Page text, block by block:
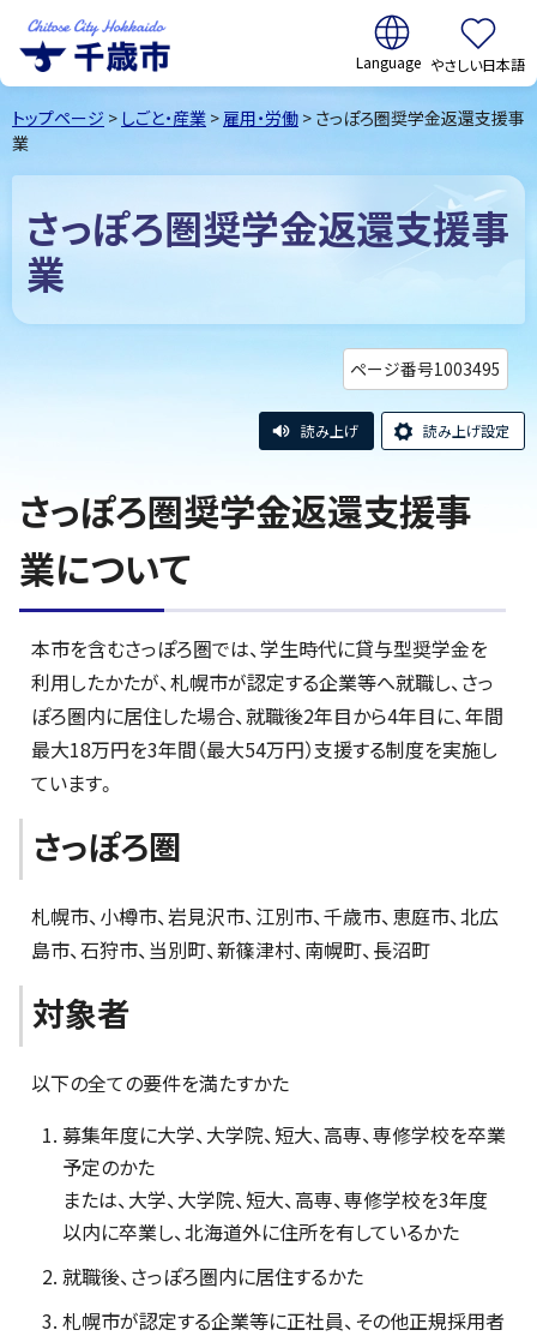
千歳市Chitose
City Hokkaido
翻訳:
やさしい日本語
トップページ > しごと・産業 > 雇用・労働 > さっぽろ圏奨学金返還支援事
業
さっぽろ圏奨学金返還支援事
業
ページ番号1003495
読み上げ 読み上げ設定
さっぽろ圏奨学金返還支援事
業について
本市を含むさっぽろ圏では、学生時代に貸与型奨学金を
利用したかたが、札幌市が認定する企業等へ就職し、さっ
ぽろ圏内に居住した場合、就職後2年目から4年目に、年間
最大18万円を3年間（最大54万円）支援する制度を実施し
ています。
さっぽろ圏
札幌市、小樽市、岩見沢市、江別市、千歳市、恵庭市、北広
島市、石狩市、当別町、新篠津村、南幌町、長沼町
対象者
以下の全ての要件を満たすかた
募集年度に大学、大学院、短大、高専、専修学校を卒業
予定のかた
または、大学、大学院、短大、高専、専修学校を3年度
以内に卒業し、北海道外に住所を有しているかた
就職後、さっぽろ圏内に居住するかた
札幌市が認定する企業等に正社員、その他正規採用者